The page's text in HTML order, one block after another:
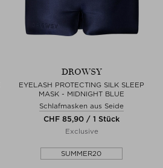
DROWSY
EYELASH PROTECTING SILK SLEEP
MASK - MIDNIGHT BLUE
Schlafmasken aus Seide
CHF 85,90 / 1 Stück
Exclusive
SUMMER20